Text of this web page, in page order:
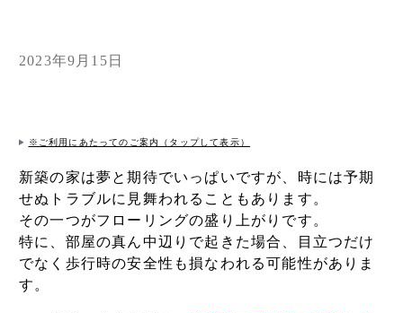
2023年9月15日
※ご利用にあたってのご案内（タップして表示）
新築の家は夢と期待でいっぱいですが、時には予期
せぬトラブルに見舞われることもあります。
その一つがフローリングの盛り上がりです。
特に、部屋の真ん中辺りで起きた場合、目立つだけ
でなく歩行時の安全性も損なわれる可能性がありま
す。